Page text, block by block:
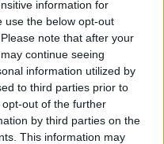
information for
use the below opt-out
note that after your
continue seeing
information utilized by
to third parties prior to
out of the further
by third parties on the
This information may
es anual y se
suspendido en 2020
19. En esa cita tenía
que no está sin
en 2021.